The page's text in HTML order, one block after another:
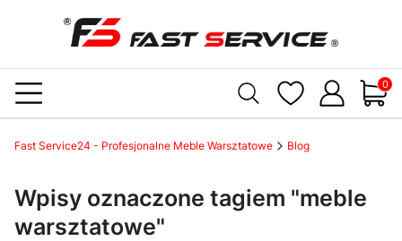
Fast Service24 - Profesjonalne Meble Warsztatowe Blog
Wpisy oznaczone tagiem "meble
warsztatowe"